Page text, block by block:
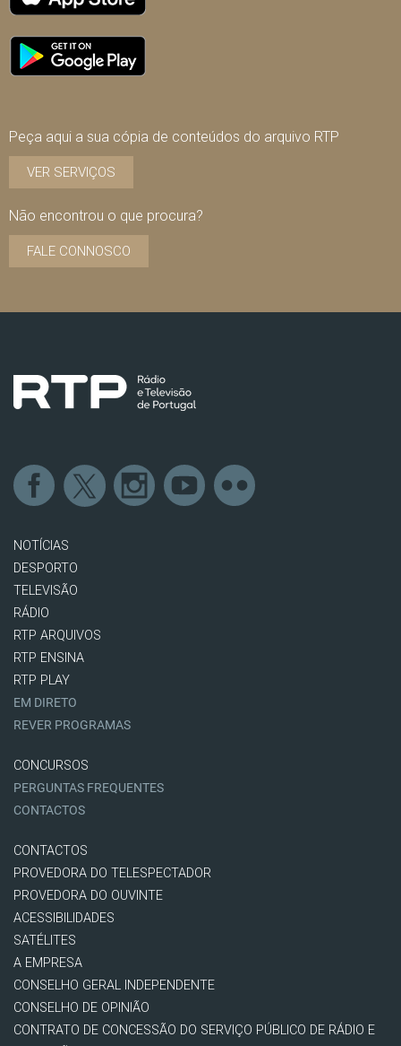
Peça aqui a sua cópia de conteúdos do arquivo RTP
VER SERVIÇOS
Não encontrou o que procura?
FALE CONNOSCO
NOTÍCIAS
DESPORTO
TELEVISÃO
RÁDIO
RTP ARQUIVOS
RTP ENSINA
RTP PLAY
EM DIRETO
REVER PROGRAMAS
CONCURSOS
PERGUNTAS FREQUENTES
CONTACTOS
CONTACTOS
PROVEDORA DO TELESPECTADOR
PROVEDORA DO OUVINTE
ACESSIBILIDADES
SATÉLITES
A EMPRESA
CONSELHO GERAL INDEPENDENTE
CONSELHO DE OPINIÃO
CONTRATO DE CONCESSÃO DO SERVIÇO PÚBLICO DE RÁDIO E